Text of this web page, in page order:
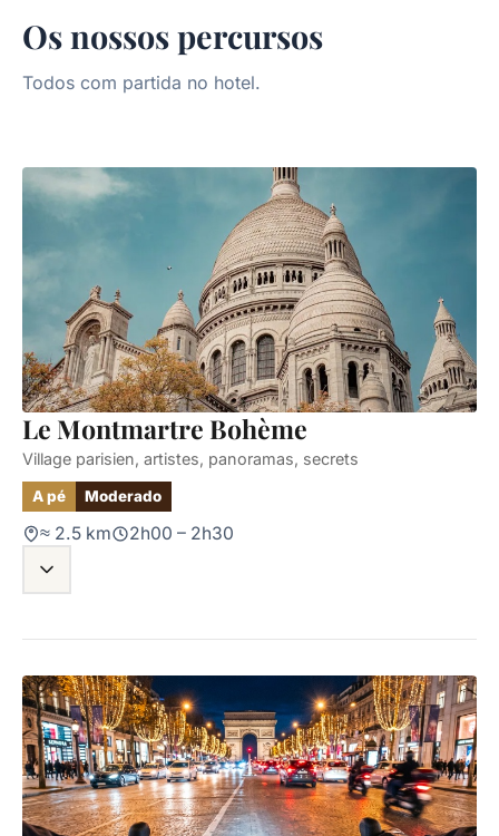
Os nossos percursos
Todos com partida no hotel.
Le Montmartre Bohème
Village parisien, artistes, panoramas, secrets
A pé Moderado
≈ 2.5 km 2h00 – 2h30